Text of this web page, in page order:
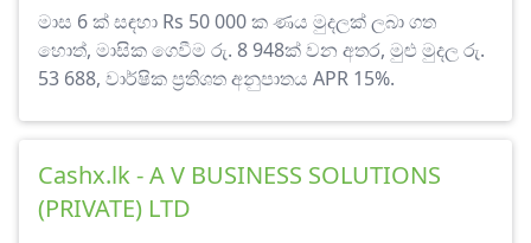
මාස 6 ක් සඳහා Rs 50 000 ක ණය මුදලක් ලබා ගත
හොත්, මාසික ගෙවීම රු. 8 948ක් වන අතර, මුළු මුදල රු.
53 688, වාර්ෂික ප්‍රතිශත අනුපාතය APR 15%.
Cashx.lk - A V BUSINESS SOLUTIONS
(PRIVATE) LTD